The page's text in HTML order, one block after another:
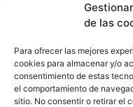
de las
Para ofrecer las mejores
cookies para almacenar y/o
consentimiento de estas
el comportamiento de
sitio. No consentir o retirar el
Consultoría de
Gestión
Gestión de